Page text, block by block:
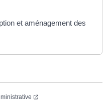
et aménagement des